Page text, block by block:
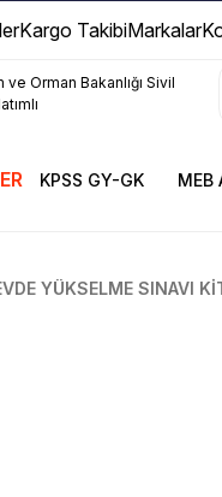
Kargo TakibiMarkalar
KPSS GY-GK MEB
YÜKSELME SINAVI